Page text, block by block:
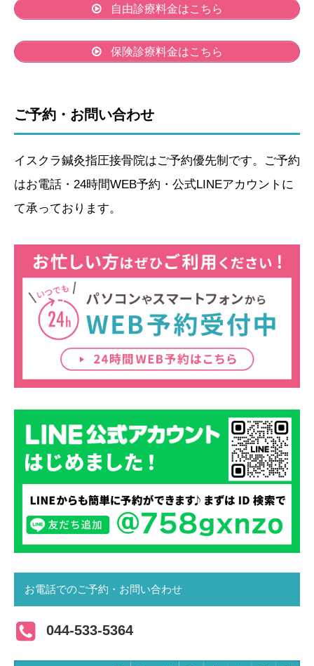
自由診療料金はこちら
保険診療料金はこちら
ご予約・お問い合わせ
イスクラ鍼灸指圧接骨院はご予約優先制です。ご予約
はお電話・24時間WEB予約・公式LINEアカウントに
て承っております。
お電話でのご予約・お問い合わせ
044-533-5364